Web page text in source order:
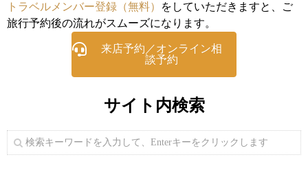
トラベルメンバー登録（無料）
をしていただきますと、ご
旅行予約後の流れがスムーズになります。
来店予約／オンライン相
談予約
サイト内検索